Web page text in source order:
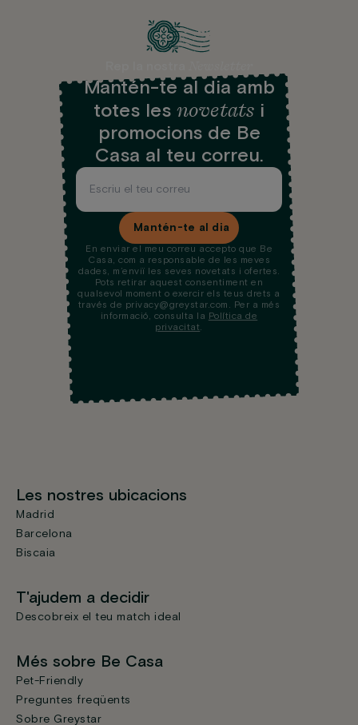
Mantén-te al dia amb
totes les novetats i
promocions de Be
Casa al teu correu.
Mantén-te al dia
En enviar el meu correu accepto que Be
Casa, com a responsable de les meves
dades, m’enviï les seves novetats i ofertes.
Pots retirar aquest consentiment en
qualsevol moment o exercir els teus drets a
través de privacy@greystar.com. Per a més
informació, consulta la Política de
privacitat.
Les nostres ubicacions
Madrid
Barcelona
Biscaia
T'ajudem a decidir
Descobreix el teu match ideal
Més sobre Be Casa
Pet-Friendly
Preguntes freqüents
Sobre Greystar